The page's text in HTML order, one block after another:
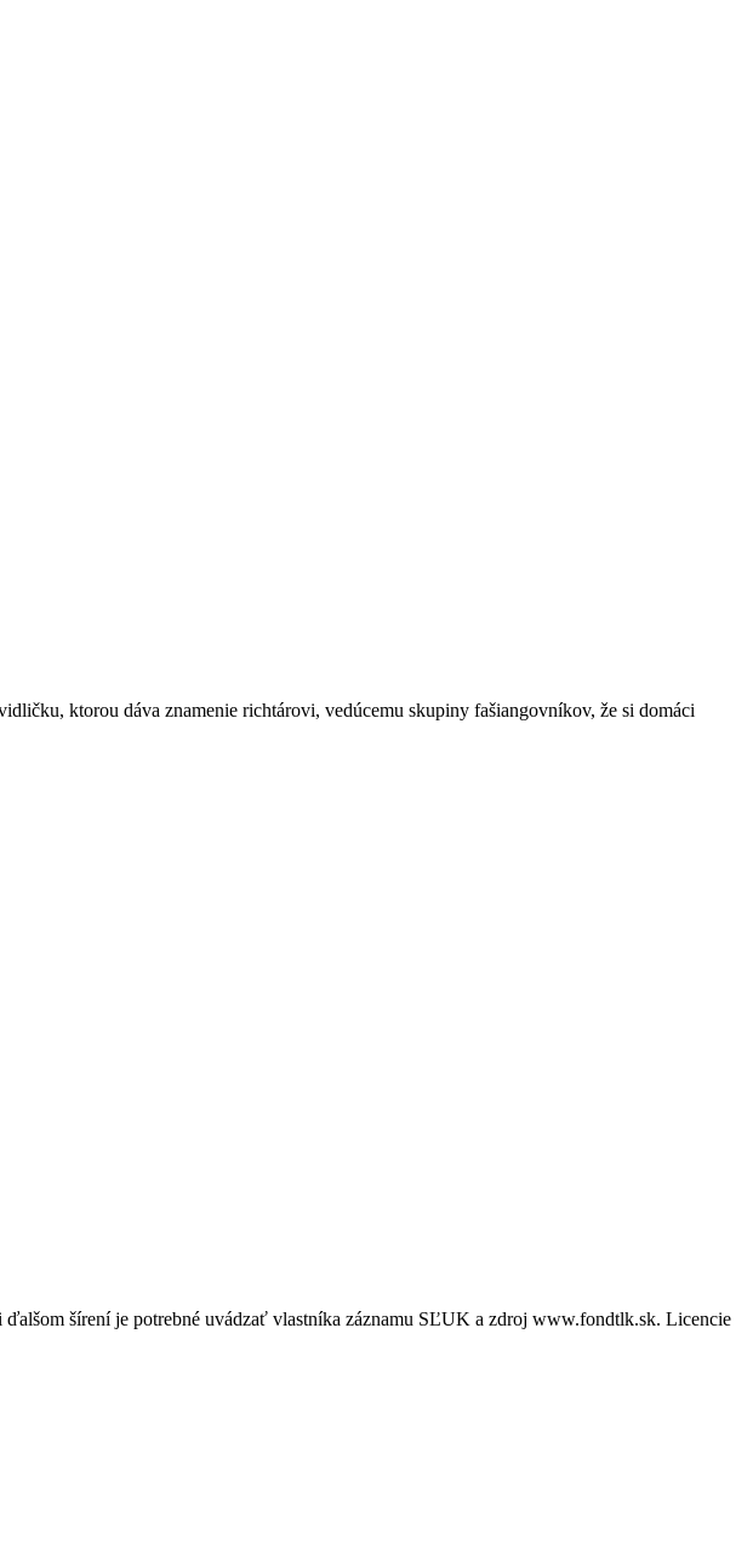
ktorou dáva znamenie richtárovi, vedúcemu skupiny fašiangovníkov, že si domáci
šírení je potrebné uvádzať vlastníka záznamu SĽUK a zdroj www.fondtlk.sk. Licencie